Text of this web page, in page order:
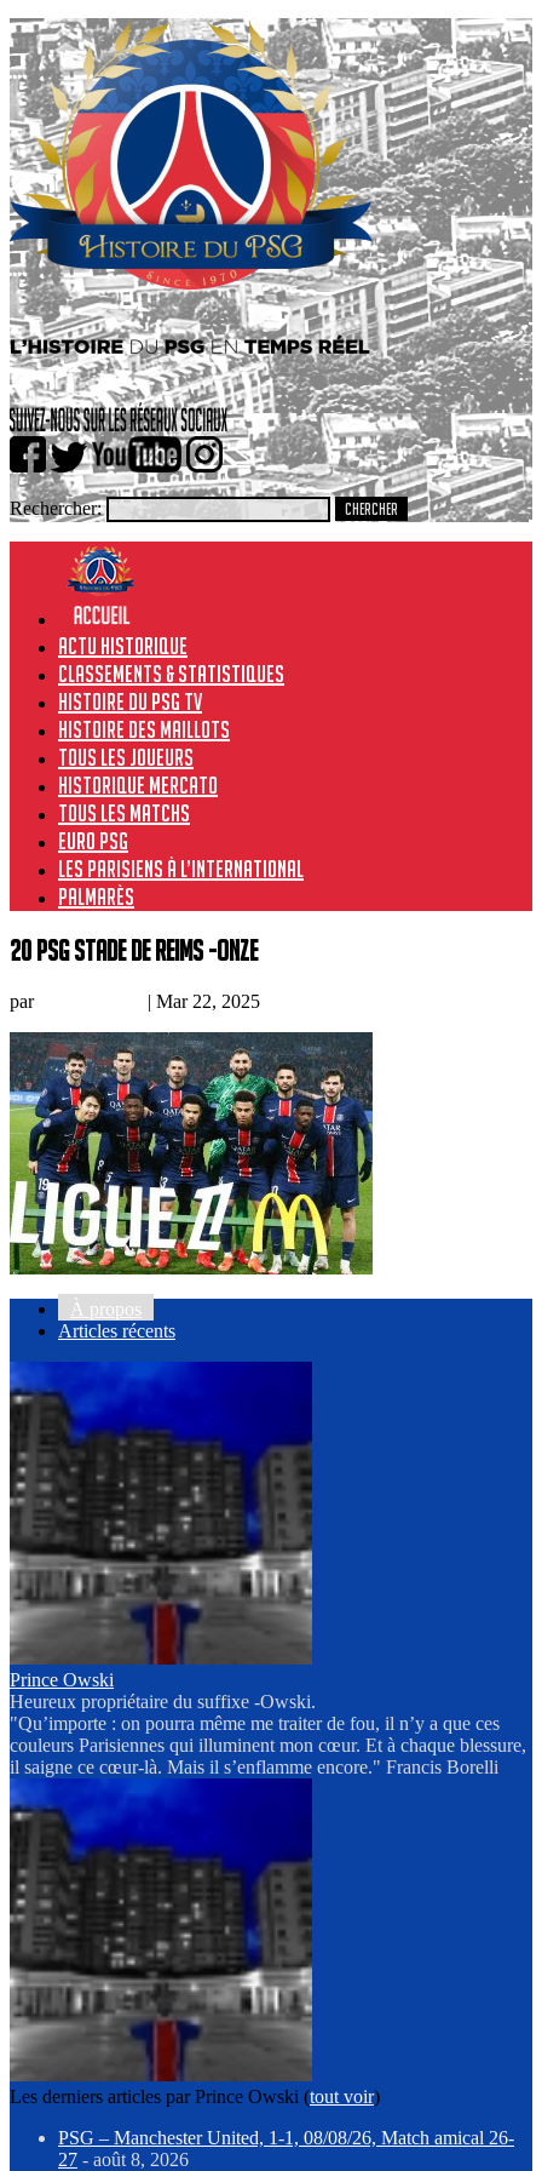
Rechercher:
Actu historique
Classements & Statistiques
Histoire du PSG TV
Histoire des maillots
Tous les joueurs
Historique Mercato
Tous les matchs
Euro PSG
Les Parisiens à l’international
Palmarès
20 PSG stade de reims -onze
par | Mar 22, 2025
À propos
Articles récents
Prince Owski
Heureux propriétaire du suffixe -Owski.
"Qu’importe : on pourra même me traiter de fou, il n’y a que ces
couleurs Parisiennes qui illuminent mon cœur. Et à chaque blessure,
il saigne ce cœur-là. Mais il s’enflamme encore." Francis Borelli
Les derniers articles par Prince Owski (tout voir)
PSG – Manchester United, 1-1, 08/08/26, Match amical 26-
27 - août 8, 2026